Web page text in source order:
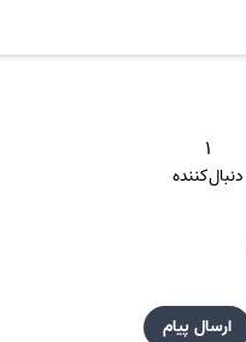
۱
دنبال‌کننده
ارسال پیام